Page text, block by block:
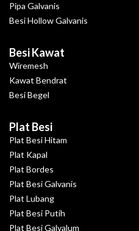
Pipa Galvanis
Besi Hollow Galvanis
Besi Kawat
Wiremesh
Kawat Bendrat
Besi Begel
Plat Besi
Plat Besi Hitam
Plat Kapal
Plat Bordes
Plat Besi Galvanis
Plat Lubang
Plat Besi Putih
Plat Besi Galvalum